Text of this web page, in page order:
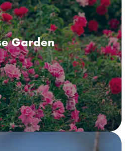
Garden
Garden
ca o grădină englezească plină de
proaspăt de frunze verzi, petale de
cu note subtile de mosc.